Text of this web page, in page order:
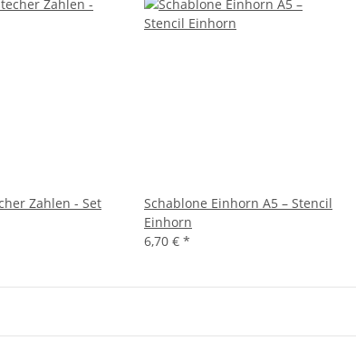
Zahlen - Set
Schablone Einhorn A5 – Stencil
Einhorn
6,70 € *